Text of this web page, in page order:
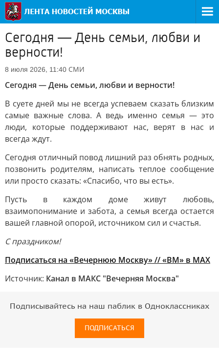
Сегодня — День семьи, любви и
верности!
8 июля 2026, 11:40 СМИ
Сегодня — День семьи, любви и верности!
В суете дней мы не всегда успеваем сказать близким
самые важные слова. А ведь именно семья — это
люди, которые поддерживают нас, верят в нас и
всегда ждут.
Сегодня отличный повод лишний раз обнять родных,
позвонить родителям, написать теплое сообщение
или просто сказать: «Спасибо, что вы есть».
Пусть в каждом доме живут любовь,
взаимопонимание и забота, а семья всегда остается
вашей главной опорой, источником сил и счастья.
С праздником!
Подписаться на «Вечернюю Москву» // «ВМ» в MAX
Источник: Канал в МАКС "Вечерняя Москва"
Подписывайтесь на наш паблик в Одноклассниках
ПОДПИСАТЬСЯ